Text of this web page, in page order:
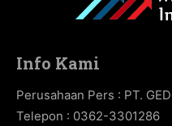
Info Kami
Perusahaan Pers : PT.
Telepon : 0362-3301286